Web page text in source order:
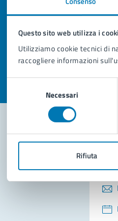
Questo sito web utilizza i
Utilizziamo cookie tecnici di
raccogliere informazioni
consenso
Necessari
Rifiuta